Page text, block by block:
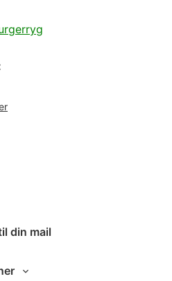
din mail